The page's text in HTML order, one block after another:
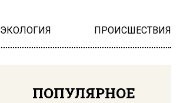
ЭКОЛОГИЯ ПРОИСШЕСТВИЯ
ПОПУЛЯРНОЕ